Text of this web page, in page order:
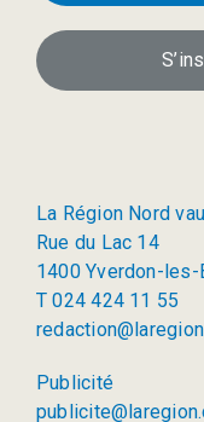
La Région Nord
Rue du Lac 14
1400 Yverdon-les-
T 024 424 11 55
Publicité